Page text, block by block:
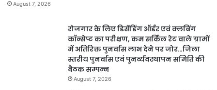
August 7, 2026
रोजगार के लिए डिसेंडिंग ऑर्डर एवं क्लबिंग
कॉन्सेप्ट का परीक्षण, कम सर्किल रेट वाले ग्रामों
में अतिरिक्त पुनर्वास लाभ देने पर जोर…जिला
स्तरीय पुनर्वास एवं पुनर्व्यवस्थापन समिति की
बैठक सम्पन्न
August 7, 2026